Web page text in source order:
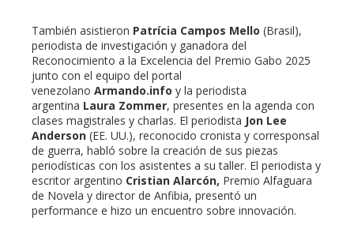
También asistieron Patrícia Campos Mello (Brasil),
periodista de investigación y ganadora del
Reconocimiento a la Excelencia del Premio Gabo 2025
junto con el equipo del portal
venezolano Armando.info y la periodista
argentina Laura Zommer, presentes en la agenda con
clases magistrales y charlas. El periodista Jon Lee
Anderson (EE. UU.), reconocido cronista y corresponsal
de guerra, habló sobre la creación de sus piezas
periodísticas con los asistentes a su taller. El periodista y
escritor argentino Cristian Alarcón, Premio Alfaguara
de Novela y director de Anfibia, presentó un
performance e hizo un encuentro sobre innovación.